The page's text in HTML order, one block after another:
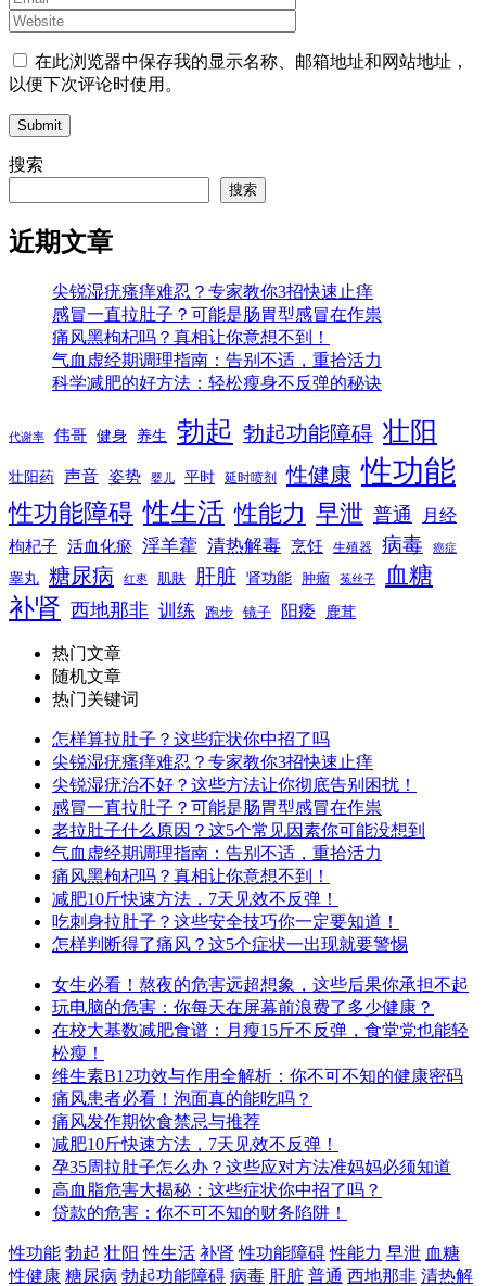
在此浏览器中保存我的显示名称、邮箱地址和网站地址，
以便下次评论时使用。
Submit
搜索
搜索
近期文章
尖锐湿疣瘙痒难忍？专家教你3招快速止痒
感冒一直拉肚子？可能是肠胃型感冒在作祟
痛风黑枸杞吗？真相让你意想不到！
气血虚经期调理指南：告别不适，重拾活力
科学减肥的好方法：轻松瘦身不反弹的秘诀
代谢率 伟哥 健身 养生 勃起 勃起功能障碍 壮阳
壮阳药 声音 姿势 婴儿 平时 延时喷剂 性健康 性功能
性功能障碍 性生活 性能力 早泄 普通 月经
枸杞子 活血化瘀 淫羊藿 清热解毒 烹饪 生殖器 病毒 癌症
睾丸 糖尿病 红枣 肌肤 肝脏 肾功能 肿瘤 菟丝子 血糖
补肾 西地那非 训练 跑步 镜子 阳痿 鹿茸
热门文章
随机文章
热门关键词
怎样算拉肚子？这些症状你中招了吗
尖锐湿疣瘙痒难忍？专家教你3招快速止痒
尖锐湿疣治不好？这些方法让你彻底告别困扰！
感冒一直拉肚子？可能是肠胃型感冒在作祟
老拉肚子什么原因？这5个常见因素你可能没想到
气血虚经期调理指南：告别不适，重拾活力
痛风黑枸杞吗？真相让你意想不到！
减肥10斤快速方法，7天见效不反弹！
吃刺身拉肚子？这些安全技巧你一定要知道！
怎样判断得了痛风？这5个症状一出现就要警惕
女生必看！熬夜的危害远超想象，这些后果你承担不起
玩电脑的危害：你每天在屏幕前浪费了多少健康？
在校大基数减肥食谱：月瘦15斤不反弹，食堂党也能轻
松瘦！
维生素B12功效与作用全解析：你不可不知的健康密码
痛风患者必看！泡面真的能吃吗？
痛风发作期饮食禁忌与推荐
减肥10斤快速方法，7天见效不反弹！
孕35周拉肚子怎么办？这些应对方法准妈妈必须知道
高血脂危害大揭秘：这些症状你中招了吗？
贷款的危害：你不可不知的财务陷阱！
性功能 勃起 壮阳 性生活 补肾 性功能障碍 性能力 早泄 血糖
性健康 糖尿病 勃起功能障碍 病毒 肝脏 普通 西地那非 清热解